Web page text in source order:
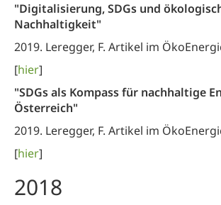
"Digitalisierung, SDGs und
Nachhaltigkeit"
2019. Leregger, F. Artikel im
[hier]
"SDGs als Kompass für nachhaltige
Österreich"
2019. Leregger, F. Artikel im
[hier]
2018